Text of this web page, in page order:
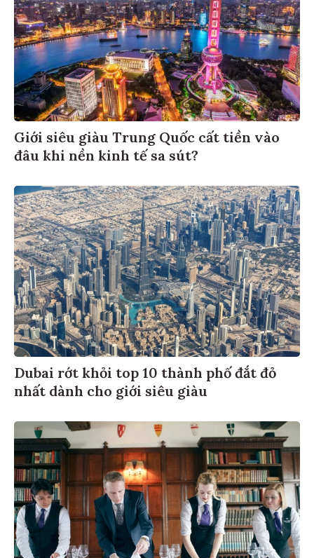
Giới siêu giàu Trung Quốc cất tiền vào
đâu khi nền kinh tế sa sút?
Dubai rớt khỏi top 10 thành phố đắt đỏ
nhất dành cho giới siêu giàu